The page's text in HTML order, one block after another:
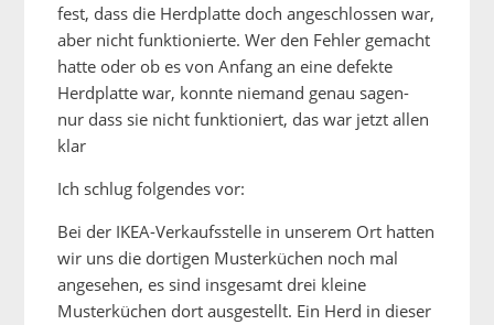
fest, dass die Herdplatte doch angeschlossen war,
aber nicht funktionierte. Wer den Fehler gemacht
hatte oder ob es von Anfang an eine defekte
Herdplatte war, konnte niemand genau sagen-
nur dass sie nicht funktioniert, das war jetzt allen
klar
Ich schlug folgendes vor:
Bei der IKEA-Verkaufsstelle in unserem Ort hatten
wir uns die dortigen Musterküchen noch mal
angesehen, es sind insgesamt drei kleine
Musterküchen dort ausgestellt. Ein Herd in dieser